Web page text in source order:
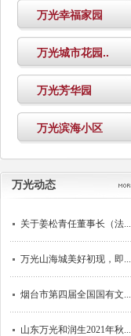
万光幸福家园
万光城市花园..
万光芳华园
万光滨海小区
万光动态
关于姜松青任董事长（法...
万光山海城美好初现，即...
烟台市第四届全国国有文...
山东万光和润生2021年秋...